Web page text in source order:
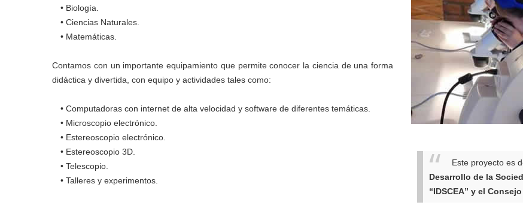
• Biología.
• Ciencias Naturales.
• Matemáticas.
Contamos con un importante equipamiento que permite conocer la ciencia de una forma
didáctica y divertida, con equipo y actividades tales como:
• Computadoras con internet de alta velocidad y software de diferentes temáticas.
• Microscopio electrónico.
• Estereoscopio electrónico.
• Estereoscopio 3D.
• Telescopio.
• Talleres y experimentos.
Este proyecto es
Desarrollo de la
“IDSCEA” y el